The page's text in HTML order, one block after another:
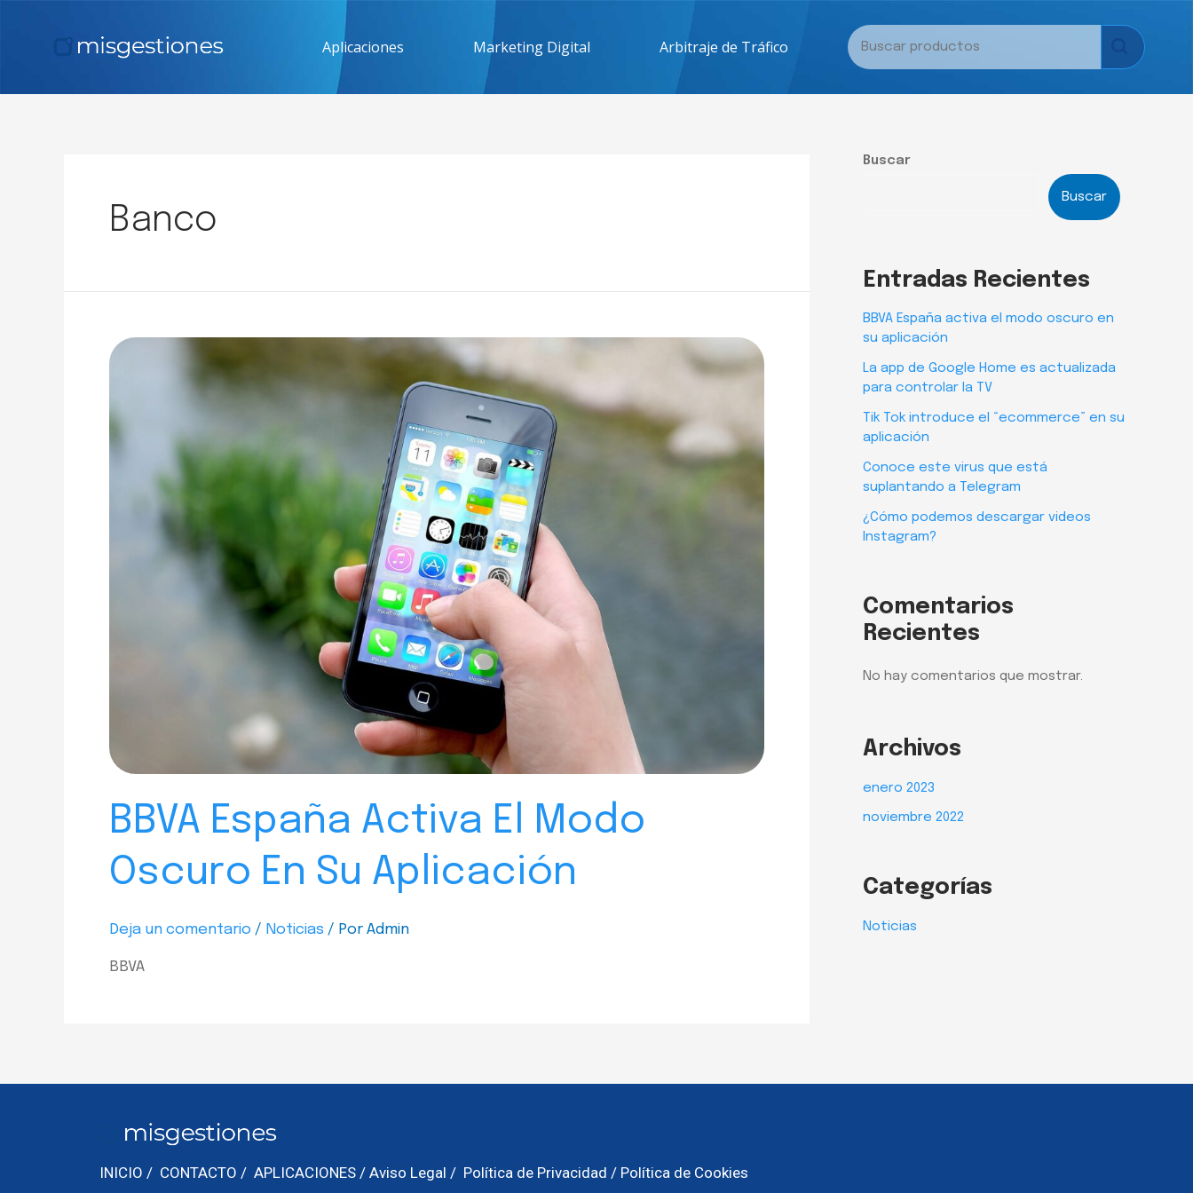
Aplicaciones Marketing Digital Arbitraje de Tráfico
Banco
BBVA España Activa El Modo
Oscuro En Su Aplicación
Deja un comentario / Noticias / Por Admin
BBVA
Buscar
Buscar
Entradas Recientes
BBVA España activa el modo oscuro en
su aplicación
La app de Google Home es actualizada
para controlar la TV
Tik Tok introduce el “ecommerce” en su
aplicación
Conoce este virus que está
suplantando a Telegram
¿Cómo podemos descargar videos
Instagram?
Comentarios
Recientes
No hay comentarios que mostrar.
Archivos
enero 2023
noviembre 2022
Categorías
Noticias
INICIO / CONTACTO / APLICACIONES / Aviso Legal / Política de Privacidad / Política de Cookies